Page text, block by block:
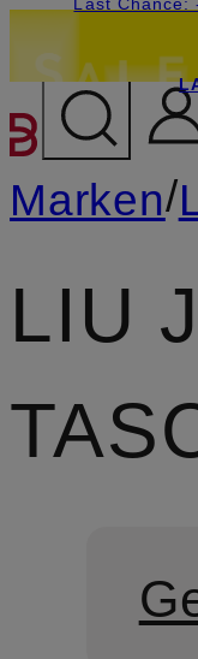
ZUM
Marken/
LIU